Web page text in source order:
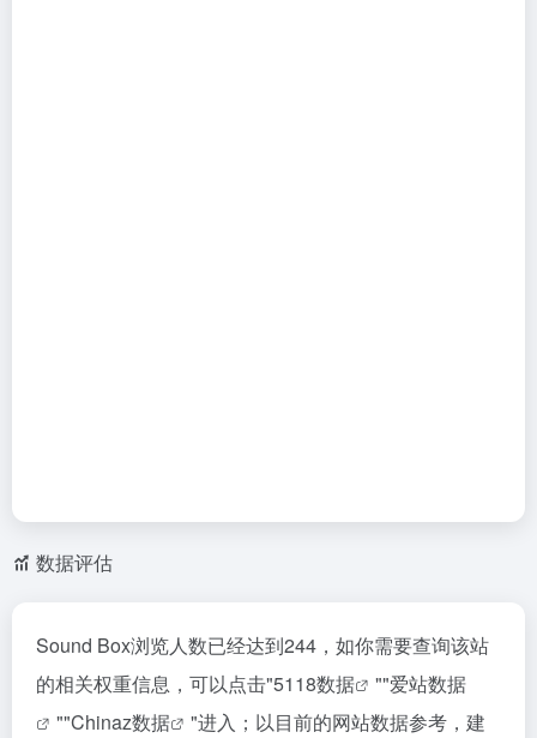
数据评估
Sound Box浏览人数已经达到244，如你需要查询该站
的相关权重信息，可以点击"5118数据 ""爱站数据
""Chinaz数据
"进入；以目前的网站数据参考，建